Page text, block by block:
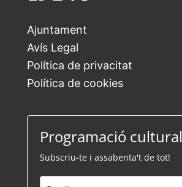
Ajuntament
Avís Legal
Política de privacitat
Política de cookies
Programació cultural
Subscriu-te i assabenta't de tot!